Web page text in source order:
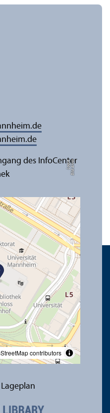
Bil
d:
A
n
n
a
L
o
g
u
e
contributors
Lageplan